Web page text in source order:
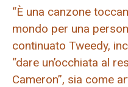
“È una canzone
mondo per una
continuato Tweedy,
“dare un’occhiata al
Cameron”, sia come